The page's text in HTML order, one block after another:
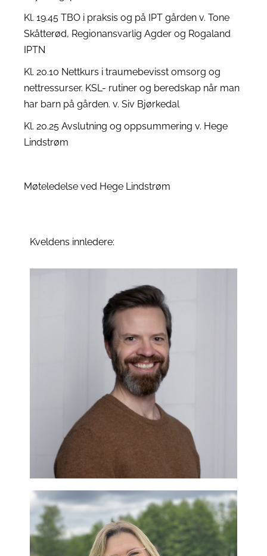
Kl. 19.45 TBO i praksis og på IPT gården v. Tone
Skåtterød, Regionansvarlig Agder og Rogaland
IPTN
Kl. 20.10 Nettkurs i traumebevisst omsorg og
nettressurser. KSL- rutiner og beredskap når man
har barn på gården. v. Siv Bjørkedal
Kl. 20.25 Avslutning og oppsummering v. Hege
Lindstrøm
Møteledelse ved Hege Lindstrøm
Kveldens innledere: